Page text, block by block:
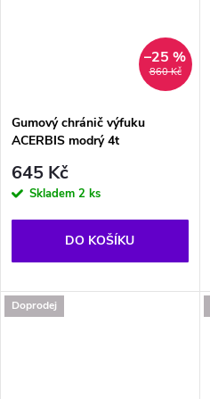
860 Kč
–25 %
Gumový chránič výfuku
ACERBIS modrý 4t
645 Kč
Skladem 2 ks
DO KOŠÍKU
Doprodej